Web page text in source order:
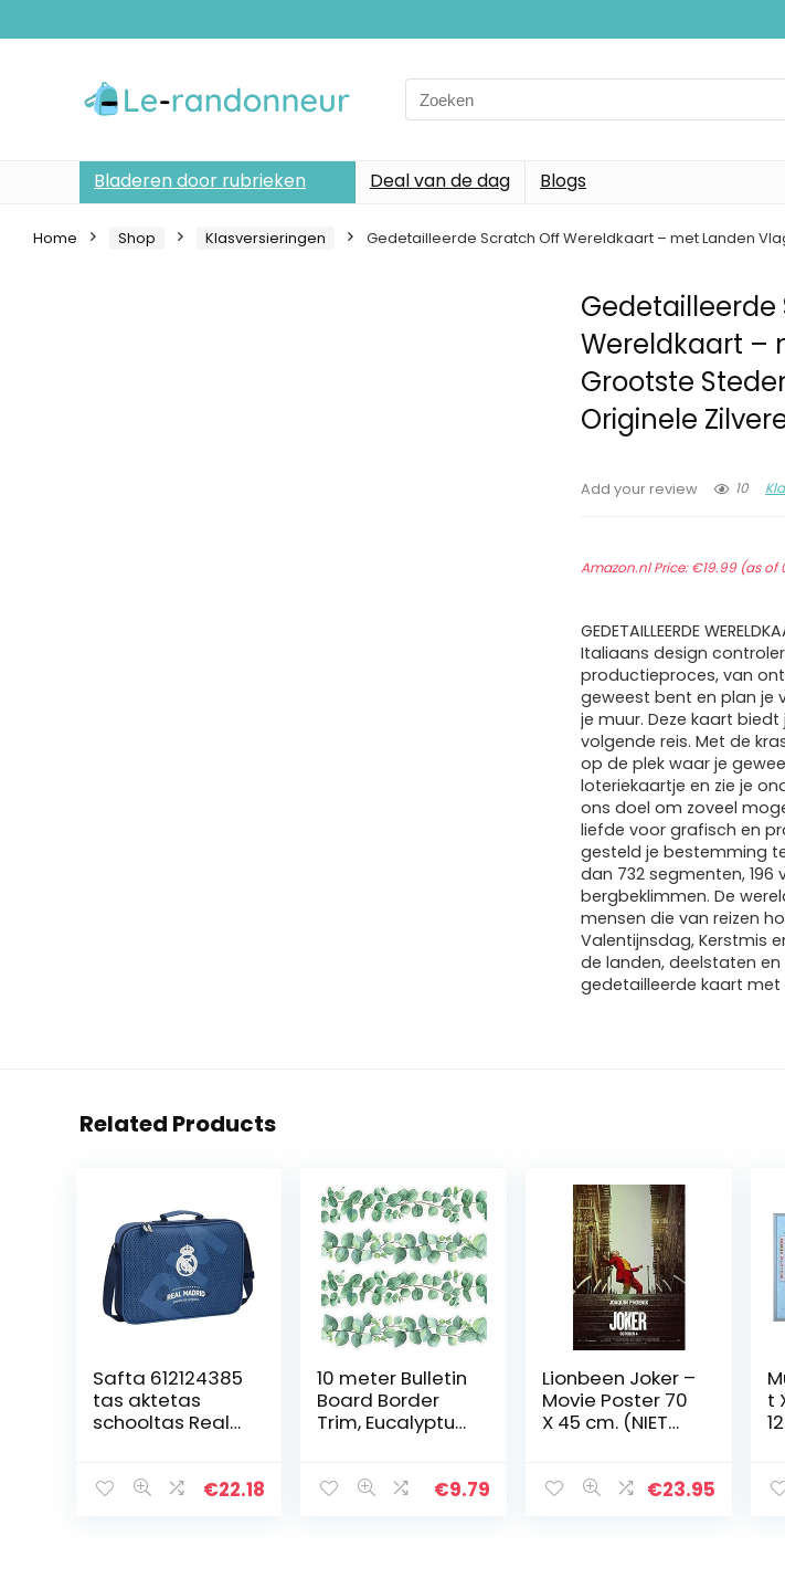
Search
for:
Bladeren door rubrieken Deal van de dag Blogs
Home Shop Klasversieringen Gedetailleerde Scratch Off Wereldkaart – met Landen
Wereldkaart –
Grootste
Originele
Add your review 10
Amazon.nl Price:€19.99(as of
GEDETAILLEERDE
Italiaans design
productieproces, van
geweest bent en plan je
je muur. Deze kaart
volgende reis. Met de
op de plek waar je
loteriekaartje en zie je
ons doel om zoveel
liefde voor grafisch en
gesteld je bestemming
dan 732 segmenten, 196
bergbeklimmen. De
mensen die van reizen
Valentijnsdag, Kerstmis
de landen, deelstaten
gedetailleerde kaart met
Related Products
Safta 612124385
tas aktetas
schooltas Real
€22.18
10 meter Bulletin
Board Border
Trim, Eucalyptus
Classroom
€9.79
Lionbeen Joker –
Movie Poster 70
X 45 cm. (NIET
€23.95
t
12